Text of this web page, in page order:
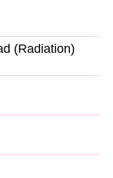
(Radiation)